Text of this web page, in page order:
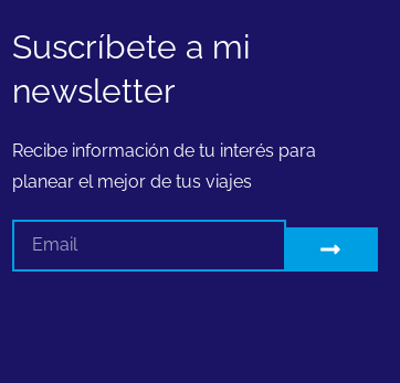
Suscríbete a mi
newsletter
Recibe información de tu interés para
planear el mejor de tus viajes